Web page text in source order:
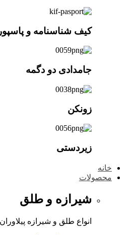
کیف شناسنامه و
جامدادی دو دگمه
زونکن
زیردستی
خانه
محصولات
شیرازه و طلق
انواع طلق و شیرازه پیلاوران